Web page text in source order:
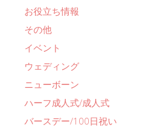
お役立ち情報
その他
イベント
ウェディング
ニューボーン
ハーフ成人式/成人式
バースデー/100日祝い